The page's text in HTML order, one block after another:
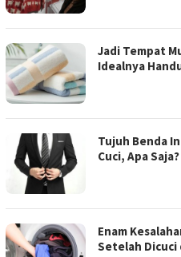
Jadi Tempat
Idealnya
Tujuh Benda
Cuci, Apa Saja?
Enam
Setelah Dicuci